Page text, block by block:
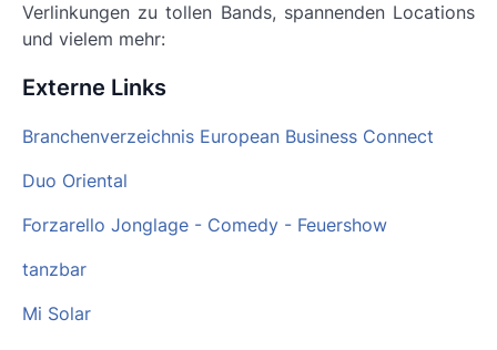
Verlinkungen zu tollen Bands, spannenden Locations
und vielem mehr:
Externe Links
Branchenverzeichnis European Business Connect
Duo Oriental
Forzarello Jonglage - Comedy - Feuershow
tanzbar
Mi Solar